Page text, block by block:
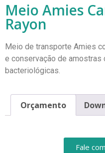
Meio Amies
Rayon
Meio de transporte Amies
e conservação de amostras
bacteriológicas.
Orçamento
Fale